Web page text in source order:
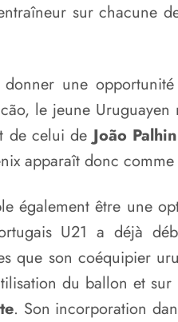
sur chacune
une
le jeune
de celui de João
apparaît donc
également être une
U21 a déjà
que son coéquipier
du ballon et
. Son incorporation